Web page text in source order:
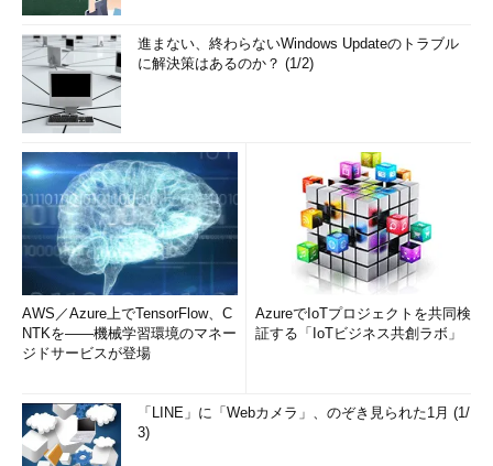
進まない、終わらないWindows Updateのトラブル
に解決策はあるのか？ (1/2)
AWS／Azure上でTensorFlow、C
NTKを――機械学習環境のマネー
ジドサービスが登場
AzureでIoTプロジェクトを共同検
証する「IoTビジネス共創ラボ」
「LINE」に「Webカメラ」、のぞき見られた1月 (1/
3)